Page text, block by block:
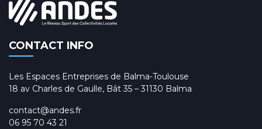
CONTACT INFO
Les Espaces Entreprises de Balma-Toulouse
18 av Charles de Gaulle, Bât 35 – 31130 Balma
contact@andes.fr
06 95 70 43 21